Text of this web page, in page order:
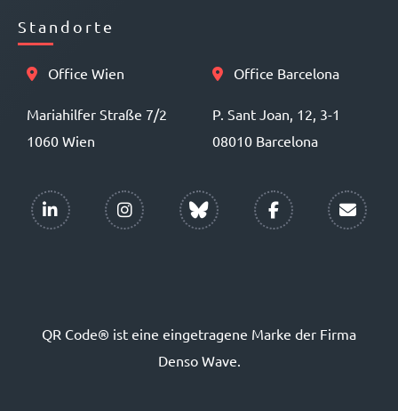
Standorte
Office Wien
Mariahilfer Straße 7/2
1060 Wien
Office Barcelona
P. Sant Joan, 12, 3-1
08010 Barcelona
QR Code® ist eine eingetragene Marke der Firma
Denso Wave.